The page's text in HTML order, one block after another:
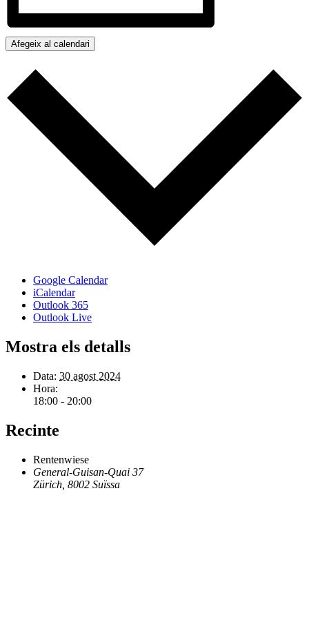
Afegeix al calendari
Google Calendar
iCalendar
Outlook 365
Outlook Live
Mostra els detalls
Data: 30 agost 2024
Hora:
18:00 - 20:00
Recinte
Rentenwiese
General-Guisan-Quai 37
Zürich 8002 Suïssa